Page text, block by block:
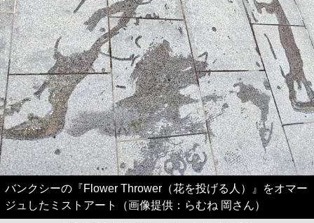
バンクシーの『Flower Thrower（花を投げる人）』をオマー
ジュしたミストアート（画像提供：らむね 岡さん）